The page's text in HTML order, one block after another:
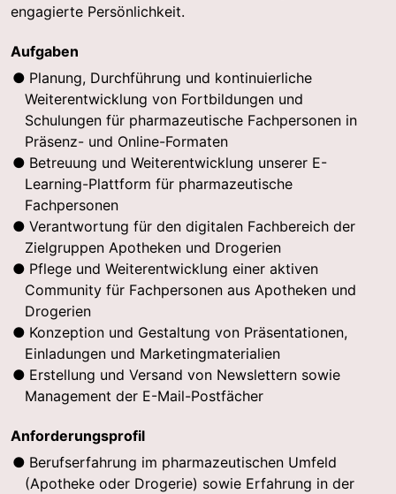
engagierte Persönlichkeit.
Aufgaben
Planung, Durchführung und kontinuierliche
Weiterentwicklung von Fortbildungen und
Schulungen für pharmazeutische Fachpersonen in
Präsenz- und Online-Formaten
Betreuung und Weiterentwicklung unserer E-
Learning-Plattform für pharmazeutische
Fachpersonen
Verantwortung für den digitalen Fachbereich der
Zielgruppen Apotheken und Drogerien
Pflege und Weiterentwicklung einer aktiven
Community für Fachpersonen aus Apotheken und
Drogerien
Konzeption und Gestaltung von Präsentationen,
Einladungen und Marketingmaterialien
Erstellung und Versand von Newslettern sowie
Management der E-Mail-Postfächer
Anforderungsprofil
Berufserfahrung im pharmazeutischen Umfeld
(Apotheke oder Drogerie) sowie Erfahrung in der